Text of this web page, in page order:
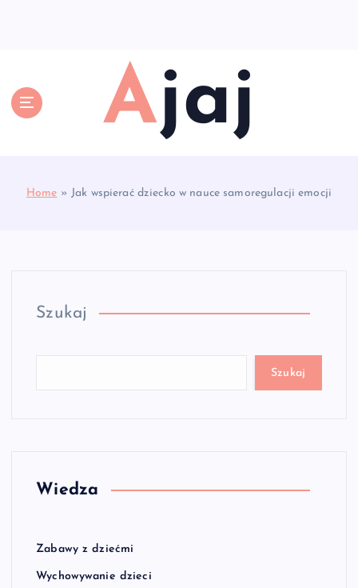
Ajaj
Home » Jak wspierać dziecko w nauce samoregulacji emocji
Szukaj
Szukaj
Wiedza
Zabawy z dziećmi
Wychowywanie dzieci